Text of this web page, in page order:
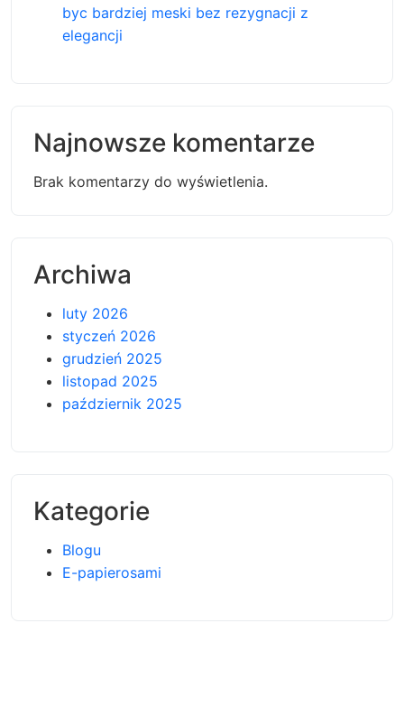
byc bardziej meski bez rezygnacji z
elegancji
Najnowsze komentarze
Brak komentarzy do wyświetlenia.
Archiwa
luty 2026
styczeń 2026
grudzień 2025
listopad 2025
październik 2025
Kategorie
Blogu
E-papierosami